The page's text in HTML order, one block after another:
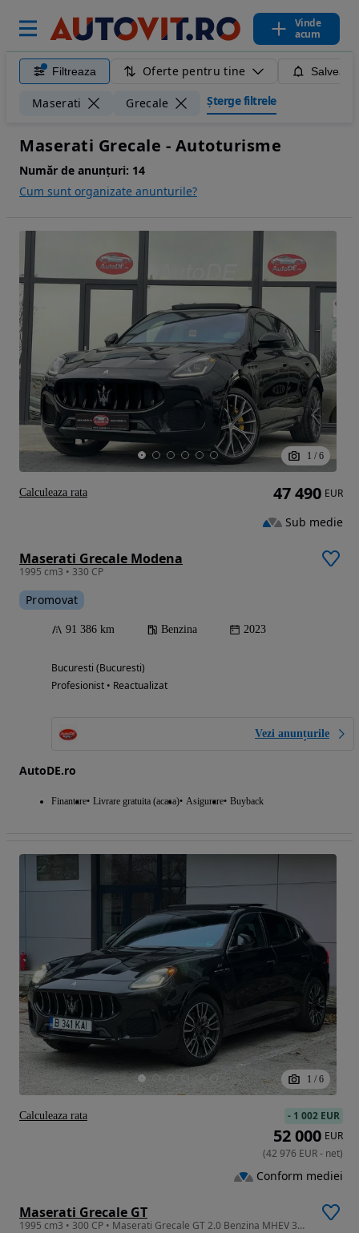
Vinde
acum
Filtreaza Oferte pentru tine
Maserati Grecale Șterge filtrele
Maserati Grecale - Autoturisme
Număr de anunțuri: 14
Cum sunt organizate anunturile?
1 / 6
Maserati Grecale Modena
1995 cm3 • 330 CP
Promovat
91 386 km Benzina 2023
Bucuresti (Bucuresti)
Profesionist • Reactualizat
Vezi anunțurile
AutoDE.ro
Finantare Livrare gratuita (acasa) Asigurare Buyback
47 490 EUR
Sub medie
Calculeaza rata
1 / 6
Maserati Grecale GT
1995 cm3 • 300 CP • Maserati Grecale GT 2.0 Benzina MHEV 300cp
- 1 002 EUR
52 000 EUR
(42 976 EUR- net)
Conform mediei
Calculeaza rata